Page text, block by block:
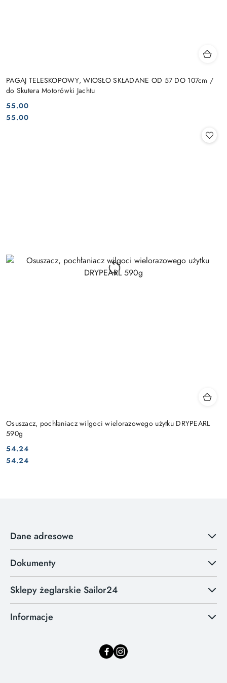
PAGAJ TELESKOPOWY, WIOSŁO SKŁADANE OD 57 DO 107cm /
do Skutera Motorówki Jachtu
Cena:
55.00
Cena:
55.00
Osuszacz, pochłaniacz wilgoci wielorazowego użytku DRYPEARL
590g
Cena:
54.24
Cena:
54.24
Dane adresowe
Dokumenty
Sklepy żeglarskie Sailor24
Informacje